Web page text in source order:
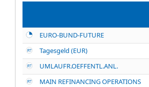
EURO-BUND-FUTURE
Tagesgeld (EUR)
UMLAUFR.OEFFENTL.ANL.
MAIN REFINANCING OPERATIONS